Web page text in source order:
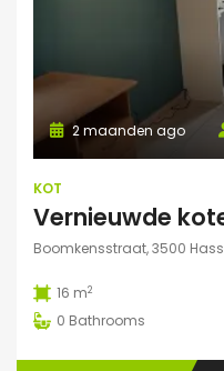
2 maanden ago
KOT
Vernieuwde
Boomkensstraat, 3500
16 m2
0 Bathrooms